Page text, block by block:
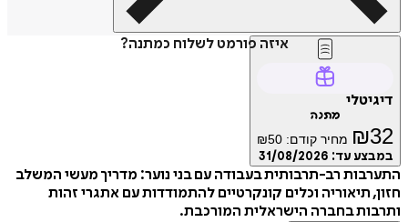
איזה פורמט לשלוח כמתנה?
דיגיטלי
מתנה
₪32 מחיר קודם: ₪50
במבצע עד: 31/08/2026
התערבות רב-תרבותית בעבודה עם בני נוער: מדריך מעשי המשלב
חזון, תיאוריה וכלים קונקרטיים להתמודדות עם אתגרי זהות
ותרבות בחברה הישראלית המורכבת.